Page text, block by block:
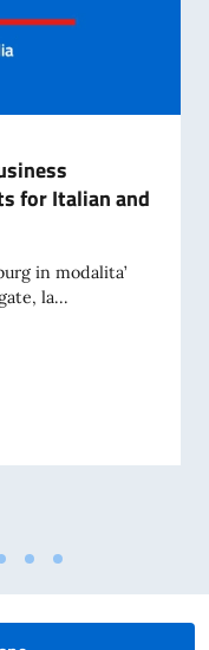
for Italian and
in modalita’
la...
opportunities and